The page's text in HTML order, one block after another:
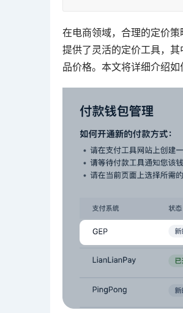
在电商领域，合理的定价
提供了灵活的定价工具，
品价格。本文将详细介绍